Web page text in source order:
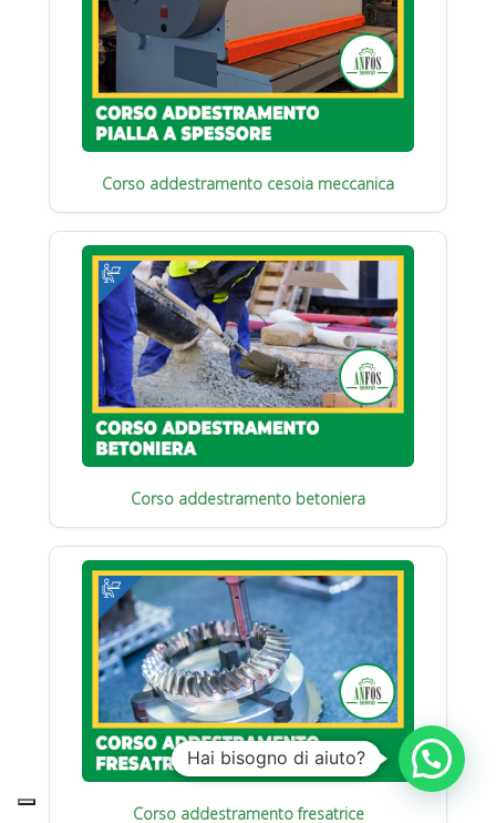
Corso addestramento cesoia meccanica
Corso addestramento betoniera
Corso addestramento fresatrice
Hai bisogno di aiuto?